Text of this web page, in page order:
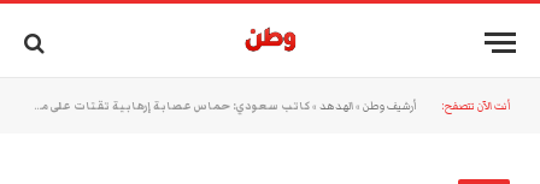
أنت الآن تتصفح: أرشيف وطن »الهدهد »كاتب سعودي: حماس عصابة إرهابية تقتات على مآسي الفلسطينيين!